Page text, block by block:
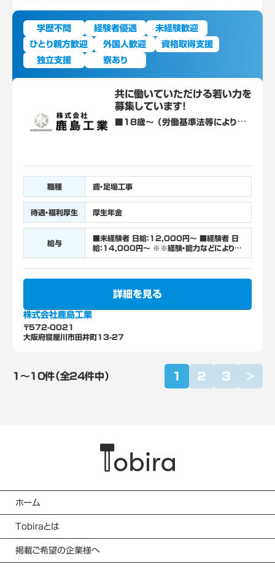
学歴不問 経験者優遇
未経験歓迎
ひとり親方歓迎
外国人歓迎
資格取得支援
独立支援
寮あり
共に働いていただける若い力を
募集しています！
■18歳～ （労働基準法等により18
職種 鳶・足場工事
待遇・福利厚生 厚生年金
給与
■未経験者 日給：12,000円～ ■経験者 日
給：14,000円～ ※※経験・能力などにより昇
給有り
株式会社鹿島工業
〒572-0021
大阪府寝屋川市田井町13-27
詳細を見る
1〜10件（全24件中） 1 2 3 >
ホーム
Tobiraとは
掲載ご希望の企業様へ